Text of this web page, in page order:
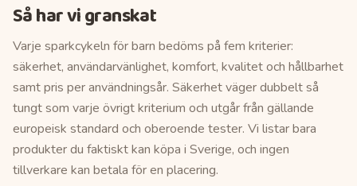
Så har vi granskat
Varje sparkcykeln för barn bedöms på fem kriterier:
säkerhet, användarvänlighet, komfort, kvalitet och hållbarhet
samt pris per användningsår. Säkerhet väger dubbelt så
tungt som varje övrigt kriterium och utgår från gällande
europeisk standard och oberoende tester. Vi listar bara
produkter du faktiskt kan köpa i Sverige, och ingen
tillverkare kan betala för en placering.